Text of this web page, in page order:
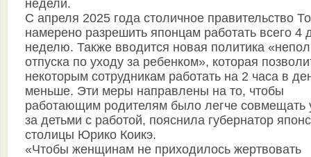
недели.
С апреля 2025 года столичное правительство
намерено разрешить японцам работать всего 4
неделю. Также вводится новая политика
отпуска по уходу за ребенком», которая
некоторым сотрудникам работать на 2 часа в
меньше. Эти меры направлены на то, чтобы
работающим родителям было легче совмещать
за детьми с работой, пояснила губернатор
столицы Юрико Коикэ.
«Чтобы женщинам не приходилось жертвовать